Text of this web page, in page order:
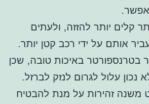
קלים יותר להזזה, ולעתים
אותם על ידי רכב קטן יותר.
בטרנספורטר באיכות טובה, שכן
נכון עלול לגרום לנזק לברזל.
משנה זהירות על מנת להבטיח